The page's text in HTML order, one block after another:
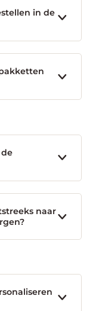
in de
naar